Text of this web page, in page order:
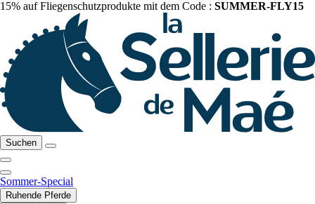
15% auf Fliegenschutzprodukte mit dem Code : SUMMER-FLY15
Suchen
Sommer-Special
Ruhende Pferde